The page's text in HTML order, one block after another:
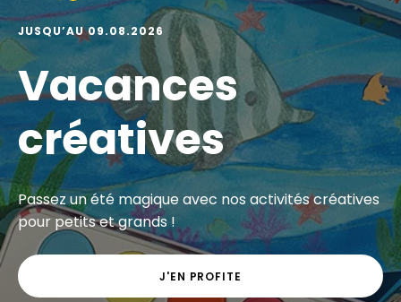
JUSQU’AU 09.08.2026
Vacances
créatives
Passez un été magique avec nos activités créatives
pour petits et grands !
J'EN PROFITE